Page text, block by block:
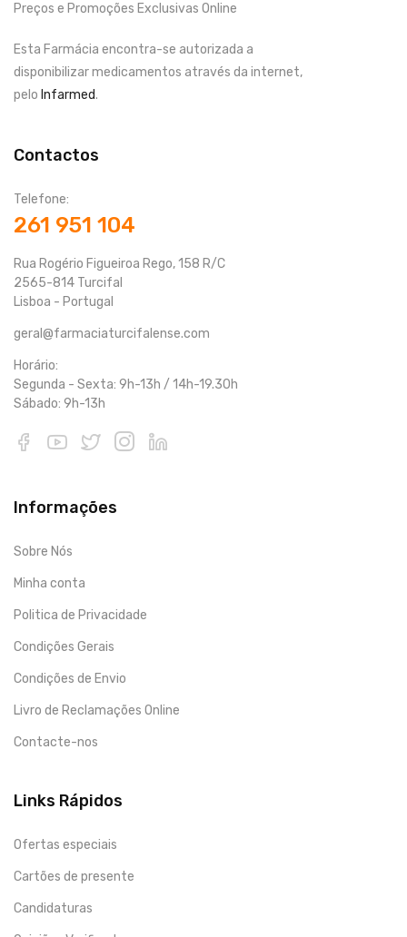
Preços e Promoções Exclusivas Online
Esta Farmácia encontra-se autorizada a
disponibilizar medicamentos através da internet,
pelo Infarmed.
Contactos
Telefone:
261 951 104
Rua Rogério Figueiroa Rego, 158 R/C
2565-814 Turcifal
Lisboa - Portugal
geral@farmaciaturcifalense.com
Horário:
Segunda - Sexta: 9h-13h / 14h-19.30h
Sábado: 9h-13h
Informações
Sobre Nós
Minha conta
Politica de Privacidade
Condições Gerais
Condições de Envio
Livro de Reclamações Online
Contacte-nos
Links Rápidos
Ofertas especiais
Cartões de presente
Candidaturas